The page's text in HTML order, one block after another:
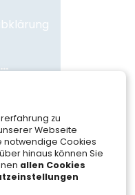
zu
Webseite
notwendige Cookies
hinaus können Sie
allen Cookies